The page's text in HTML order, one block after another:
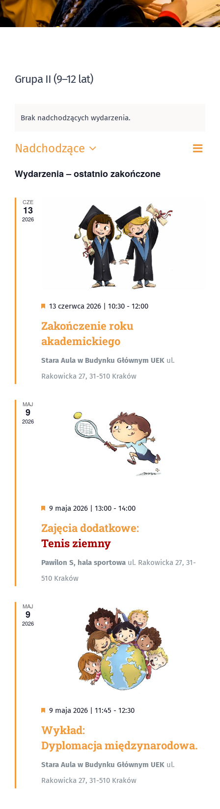
Grupa II (9–12 lat)
Brak nadchodzących wydarzenia.
Lista
Nadchodzące
datę.
Wydarzenia – ostatnio zakończone
CZE
13
2026
Wyróżnione
13 czerwca 2026 | 10:30 - 12:00
Zakończenie roku
akademickiego
Stara Aula w Budynku Głównym UEK ul.
Rakowicka 27, 31-510 Kraków
MAJ
9
2026
Wyróżnione
9 maja 2026 | 13:00 - 14:00
Zajęcia dodatkowe:
Tenis ziemny
Pawilon S, hala sportowa ul. Rakowicka 27, 31-
510 Kraków
MAJ
9
2026
Wyróżnione
9 maja 2026 | 11:45 - 12:30
Wykład:
Dyplomacja międzynarodowa.
Stara Aula w Budynku Głównym UEK ul.
Rakowicka 27, 31-510 Kraków